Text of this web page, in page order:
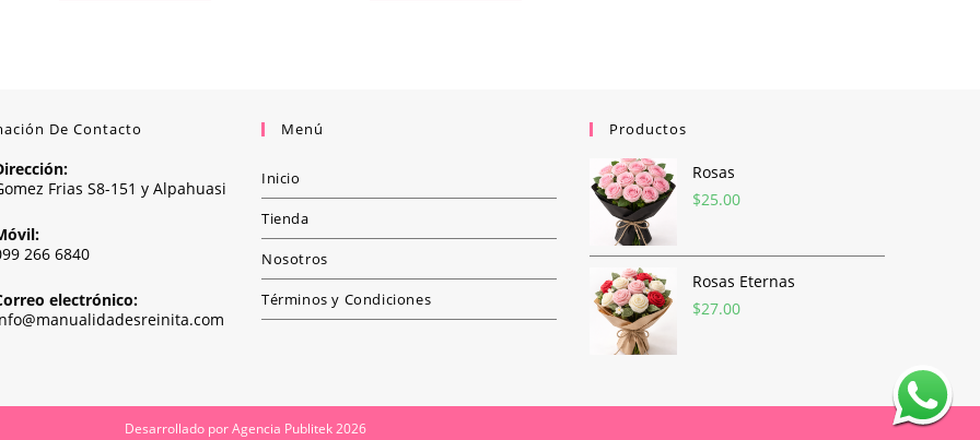
De Contacto
Frias S8-151 y Alpahuasi
266 6840
electrónico:
Menú
Inicio
Tienda
Nosotros
Términos y Condiciones
Productos
Rosas
$25.00
Rosas Eternas
$27.00
Desarrollado porAgencia Publitek2026